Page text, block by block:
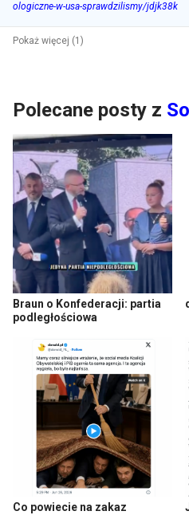
ologiczne-w-usa-sprawdzilismy/jdjk38k
Pokaż więcej (1)
Polecane posty z
Braun o Konfederacji: partia
podległościowa
Co powiecie na zakaz